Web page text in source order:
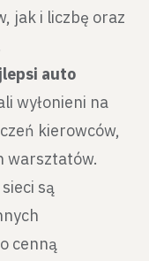
jak i liczbę oraz
auto
wyłonieni na
kierowców,
warsztatów.
są
cenną